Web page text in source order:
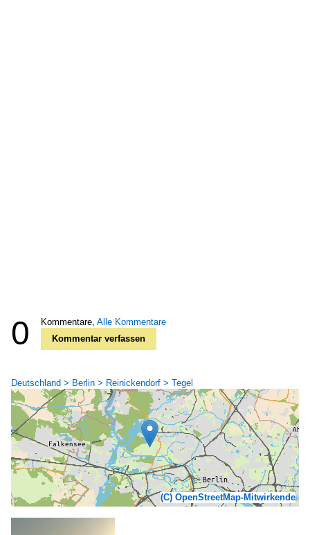
0 Kommentare, Alle Kommentare
Kommentar verfassen
Deutschland > Berlin > Reinickendorf > Tegel
(C) OpenStreetMap-Mitwirkende